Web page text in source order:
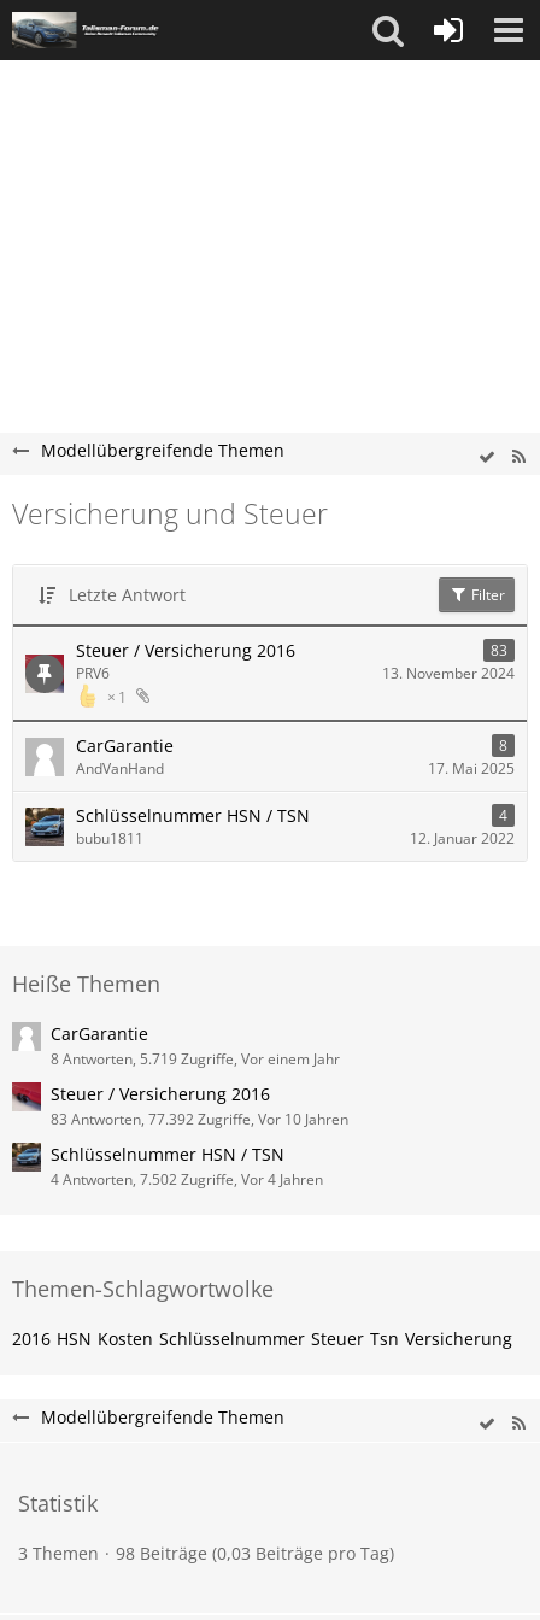
Modellübergreifende Themen
Versicherung und Steuer
Letzte Antwort Filter
Steuer / Versicherung 2016 83
1
PRV6 13. November 2024
CarGarantie
8
AndVanHand
17. Mai 2025
Schlüsselnummer HSN / TSN
4
bubu1811
12. Januar 2022
Heiße Themen
CarGarantie
8 Antworten, 5.719 Zugriffe, Vor einem Jahr
Steuer / Versicherung 2016
83 Antworten, 77.392 Zugriffe, Vor 10 Jahren
Schlüsselnummer HSN / TSN
4 Antworten, 7.502 Zugriffe, Vor 4 Jahren
Themen-Schlagwortwolke
2016 HSN Kosten Schlüsselnummer Steuer Tsn Versicherung
Modellübergreifende Themen
Statistik
3 Themen 98 Beiträge (0,03 Beiträge pro Tag)